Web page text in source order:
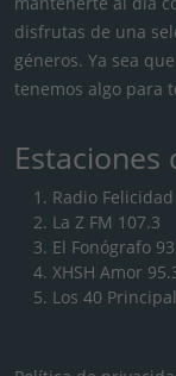
disfrutas de una
géneros. Ya sea
tenemos algo para
Radio
La Z FM 107.3
El Fonógrafo
XHSH Amor
Los 40